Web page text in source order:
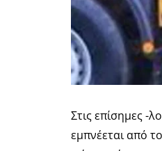
Στις επίσημες -
εμπνέεται από